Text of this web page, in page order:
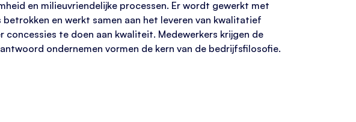
en milieuvriendelijke processen. Er wordt gewerkt met
en werkt samen aan het leveren van kwalitatief
te doen aan kwaliteit. Medewerkers krijgen de
ondernemen vormen de kern van de bedrijfsfilosofie.